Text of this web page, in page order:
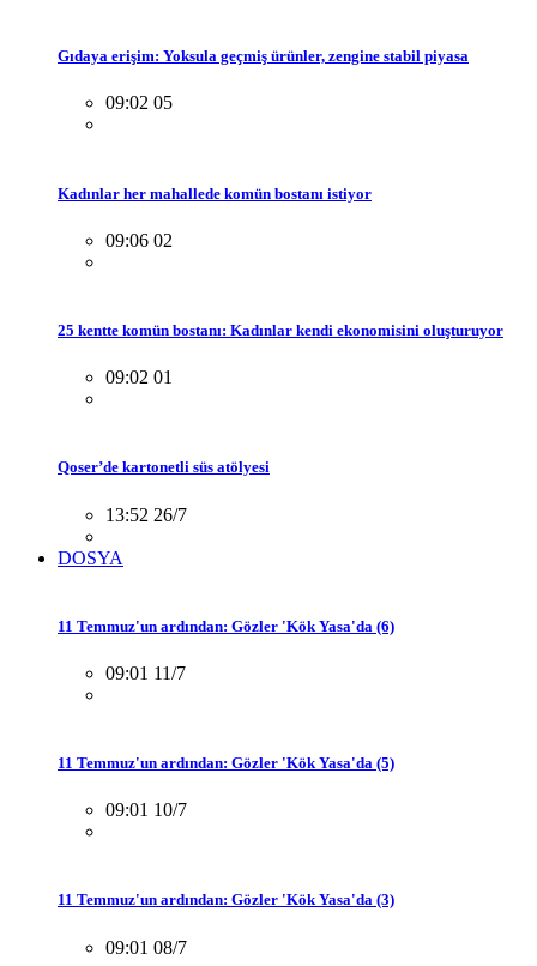
Gıdaya erişim: Yoksula geçmiş ürünler, zengine stabil piyasa
09:02 05
Kadınlar her mahallede komün bostanı istiyor
09:06 02
25 kentte komün bostanı: Kadınlar kendi ekonomisini oluşturuyor
09:02 01
Qoser’de kartonetli süs atölyesi
13:52 26/7
DOSYA
11 Temmuz'un ardından: Gözler 'Kök Yasa'da (6)
09:01 11/7
11 Temmuz'un ardından: Gözler 'Kök Yasa'da (5)
09:01 10/7
11 Temmuz'un ardından: Gözler 'Kök Yasa'da (3)
09:01 08/7